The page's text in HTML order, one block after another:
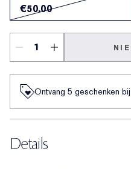
€50.00
Ontvang 5 geschenken
Details